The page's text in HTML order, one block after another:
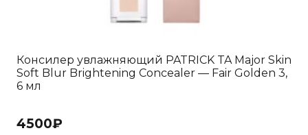
Консилер увлажняющий PATRICK TA Major Skin
Soft Blur Brightening Concealer — Fair Golden 3,
6 мл
4500₽